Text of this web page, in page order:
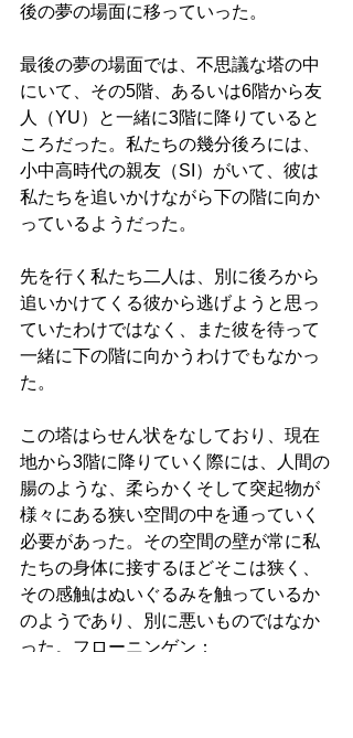
後の夢の場面に移っていった。
最後の夢の場面では、不思議な塔の中
にいて、その5階、あるいは6階から友
人（YU）と一緒に3階に降りていると
ころだった。私たちの幾分後ろには、
小中高時代の親友（SI）がいて、彼は
私たちを追いかけながら下の階に向か
っているようだった。
先を行く私たち二人は、別に後ろから
追いかけてくる彼から逃げようと思っ
ていたわけではなく、また彼を待って
一緒に下の階に向かうわけでもなかっ
た。
この塔はらせん状をなしており、現在
地から3階に降りていく際には、人間の
腸のような、柔らかくそして突起物が
様々にある狭い空間の中を通っていく
必要があった。その空間の壁が常に私
たちの身体に接するほどそこは狭く、
その感触はぬいぐるみを触っているか
のようであり、別に悪いものではなか
った。フローニンゲン：